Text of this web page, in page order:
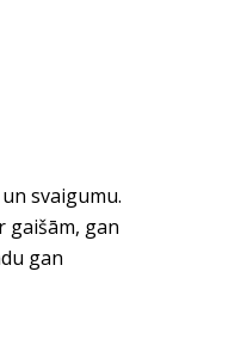
svaigumu.
gaišām, gan
gan